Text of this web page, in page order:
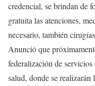
credencial, se brindan de
gratuita las atenciones,
necesario, también
Anunció que
federalización de servicios
salud, donde se realizarán